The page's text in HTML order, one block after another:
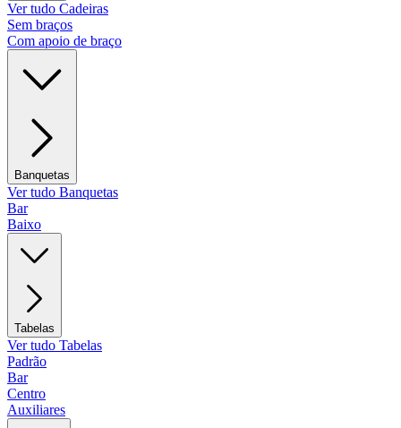
Ver tudo Cadeiras
Sem braços
Com apoio de braço
Banquetas
Ver tudo Banquetas
Bar
Baixo
Tabelas
Ver tudo Tabelas
Padrão
Bar
Centro
Auxiliares